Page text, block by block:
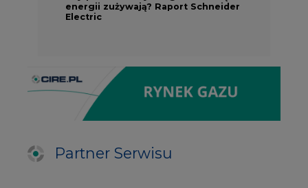
energii zużywają? Raport Schneider
Electric
Partner Serwisu